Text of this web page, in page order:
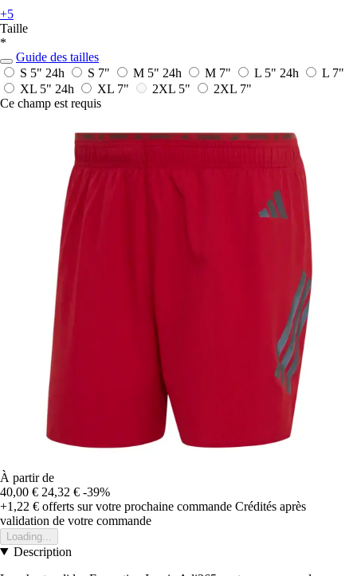
+5
Taille
*
Guide des tailles
S 5" 24h S 7" M 5" 24h M 7" L 5" 24h
L 7"
XL 5" 24h XL 7" 2XL 5"
2XL 7"
Ce champ est requis
À partir de
40,00 € 24,32 € -39%
+1,22 € offerts sur votre prochaine commande Crédités après
validation de votre commande
Loading...
Description